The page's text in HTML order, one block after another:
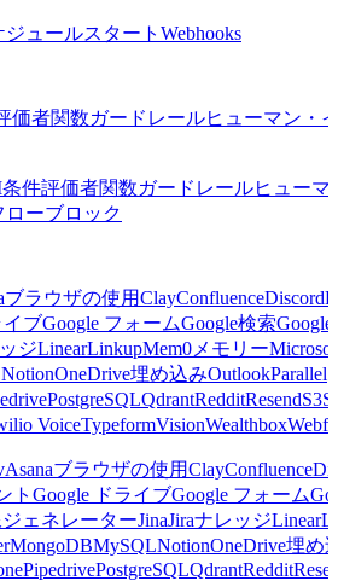
ジュールスタート Webhooks
価者関数ガードレールヒューマン・
条件評価者関数ガードレールヒュー
ローブロック
ブラウザの使用ClayConfluenceDiscord
イブGoogle フォームGoogle検索
ジLinearLinkupMem0 メモリー
NotionOneDrive埋め込みOutlookParallel
PostgreSQLQdrantRedditResendS3
VoiceTypeformVisionWealthbox
Asanaブラウザの使用ClayConfluence
ト Google ドライブGoogle フォーム
ェネレーターJinaJiraナレッジLinear
MongoDBMySQLNotionOneDrive埋め
PipedrivePostgreSQLQdrantReddit